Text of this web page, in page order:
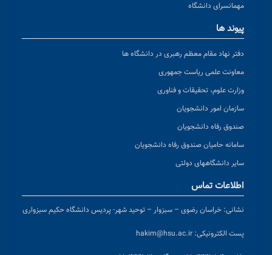
مهمانسرای دانشگاه
پیوند ها
دفتر نهاد مقام معظم رهبری در دانشگاه ها
معاونت علمی ریاست جمهوری
وزارت علوم، تحقیقات و فناوری
سازمان امور دانشجویان
صندوق رفاه دانشجویان
سامانه حامیان صندوق رفاه دانشجویان
سایر دانشگاههای دولتی
اطلاعات تماس
نشانی: خراسان رضوی – سبزوار – توحید شهر- پردیس دانشگاه حکیم سبزواری
پست الکترونیکی: hakim@hsu.ac.ir